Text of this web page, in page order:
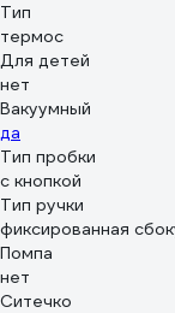
Тип
термос
Для детей
нет
Вакуумный
да
Тип пробки
с кнопкой
Тип ручки
фиксированная
Помпа
нет
Ситечко